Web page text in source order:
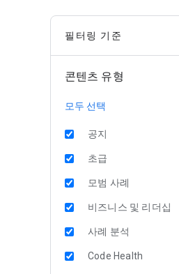
필터링 기준
콘텐츠 유형
모두 선택
공지
초급
모범 사례
비즈니스 및 리더십
사례 분석
Code Health